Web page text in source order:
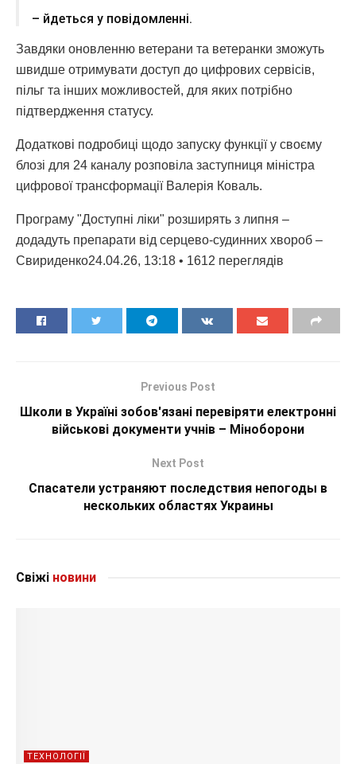
– йдеться у повідомленні.
Завдяки оновленню ветерани та ветеранки зможуть
швидше отримувати доступ до цифрових сервісів,
пільг та інших можливостей, для яких потрібно
підтвердження статусу.
Додаткові подробиці щодо запуску функції у своєму
блозі для 24 каналу розповіла заступниця міністра
цифрової трансформації Валерія Коваль.
Програму "Доступні ліки" розширять з липня –
додадуть препарати від серцево-судинних хвороб –
Свириденко24.04.26, 13:18 • 1612 переглядiв
Previous Post
Школи в Україні зобов'язані перевіряти електронні
військові документи учнів – Міноборони
Next Post
Спасатели устраняют последствия непогоды в
нескольких областях Украины
Свіжі новини
ТЕХНОЛОГІЇ